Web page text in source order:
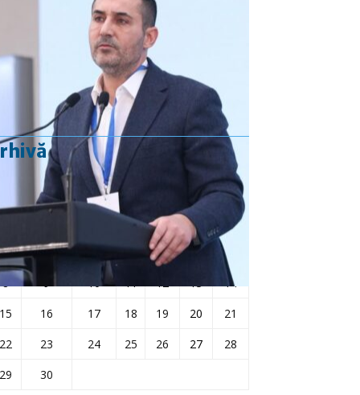
»
aprilie 2024
J V S
1 2 4 5 6
8
9 10 11 12 13
14
15
16 17 18 19 20
21
22
23 24 25 26 27
28
29
30